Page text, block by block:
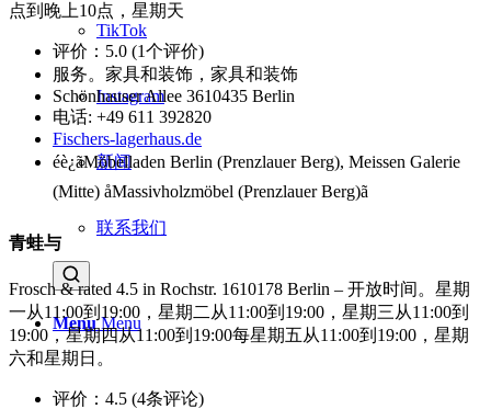
TikTok
Instagram
新闻
联系我们
Menu Menu
点到晚上10点，星期天
评价：5.0 (1个评价)
服务。家具和装饰，家具和装饰
Schönhauser Allee 3610435 Berlin
电话: +49 611 392820
Fischers-lagerhaus.de
éè¿ãMöbelladen Berlin (Prenzlauer Berg), Meissen Galerie
(Mitte) åMassivholzmöbel (Prenzlauer Berg)ã
青蛙与
Frosch & rated 4.5 in Rochstr. 1610178 Berlin – 开放时间。星期
一从11:00到19:00，星期二从11:00到19:00，星期三从11:00到
19:00，星期四从11:00到19:00每星期五从11:00到19:00，星期
六和星期日。
评价：4.5 (4条评论)